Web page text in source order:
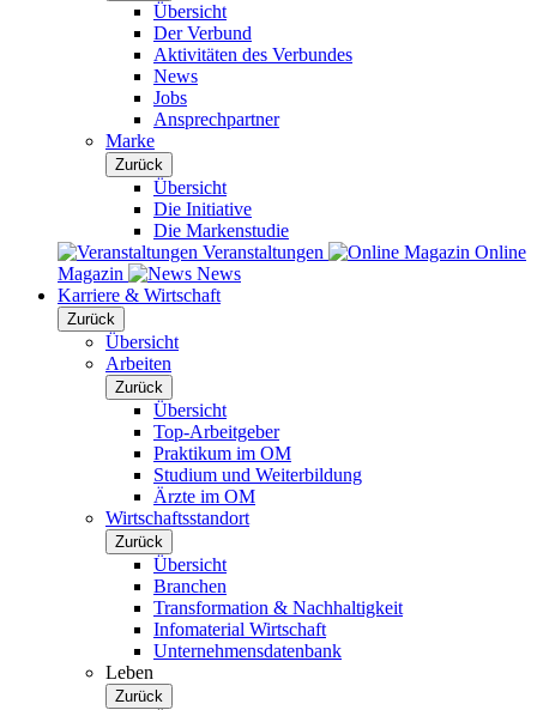
Übersicht
Der Verbund
Aktivitäten des Verbundes
News
Jobs
Ansprechpartner
Marke
Zurück
Übersicht
Die Initiative
Die Markenstudie
Veranstaltungen
Online
Magazin
News
Karriere & Wirtschaft
Zurück
Übersicht
Arbeiten
Zurück
Übersicht
Top-Arbeitgeber
Praktikum im OM
Studium und Weiterbildung
Ärzte im OM
Wirtschaftsstandort
Zurück
Übersicht
Branchen
Transformation & Nachhaltigkeit
Infomaterial Wirtschaft
Unternehmensdatenbank
Leben
Zurück